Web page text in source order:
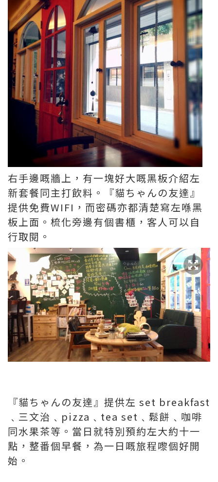
右手邊嘅牆上，有一塊好大嘅黑板介紹左
新套餐同主打飲料。『貓ちゃんの友達』
提供免費WIFI，而密碼亦都清楚寫左喺黑
板上面。梳化旁邊有個書櫃，客人可以自
行取閱。
『貓ちゃんの友達』提供左 set breakfast
﹑三文治﹑pizza﹑tea set﹑鬆餅﹑咖啡
同水果茶等。當日就特別預約左大約十一
點，整番個早餐，為一日嘅旅程嚟個好開
始。